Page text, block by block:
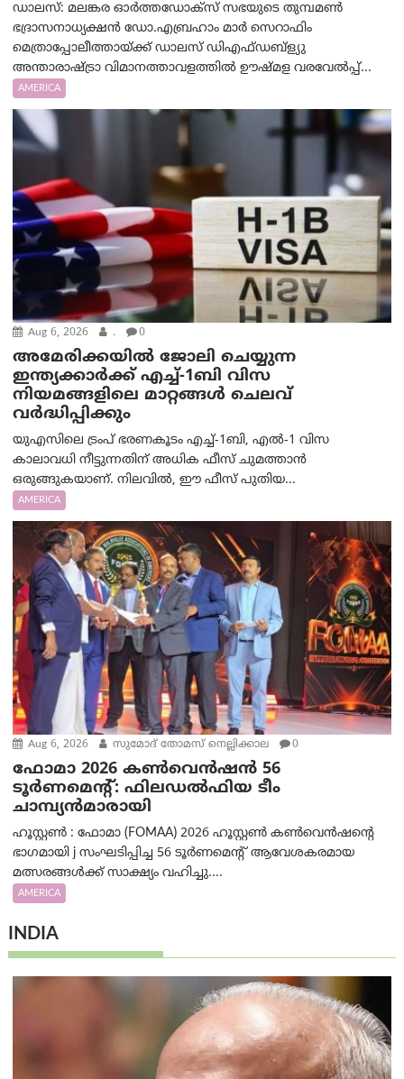
ഡാലസ്: മലങ്കര ഓർത്തഡോക്സ് സഭയുടെ തുമ്പമൺ
ഭദ്രാസനാധ്യക്ഷൻ ഡോ.എബ്രഹാം മാർ സെറാഫിം
മെത്രാപ്പോലീത്തായ്ക്ക് ഡാലസ് ഡിഎഫ്ഡബ്ള്യു
അന്താരാഷ്ട്രാ വിമാനത്താവളത്തിൽ ഊഷ്മള വരവേൽപ്പ്...
AMERICA
Aug 6, 2026 . 0
അമേരിക്കയില്‍ ജോലി ചെയ്യുന്ന
ഇന്ത്യക്കാർക്ക് എച്ച്-1ബി വിസ
നിയമങ്ങളിലെ മാറ്റങ്ങൾ ചെലവ്
വർദ്ധിപ്പിക്കും
യുഎസിലെ ട്രംപ് ഭരണകൂടം എച്ച്-1ബി, എൽ-1 വിസ
കാലാവധി നീട്ടുന്നതിന് അധിക ഫീസ് ചുമത്താൻ
ഒരുങ്ങുകയാണ്. നിലവിൽ, ഈ ഫീസ് പുതിയ...
AMERICA
Aug 6, 2026 സുമോദ് തോമസ് നെല്ലിക്കാല 0
ഫോമാ 2026 കൺവെൻഷൻ 56
ടൂർണമെന്റ്: ഫിലഡൽഫിയ ടീം
ചാമ്പ്യൻമാരായി
ഹൂസ്റ്റൺ : ഫോമാ (FOMAA) 2026 ഹൂസ്റ്റൺ കൺവെൻഷന്റെ
ഭാഗമായി j സംഘടിപ്പിച്ച 56 ടൂർണമെന്റ് ആവേശകരമായ
മത്സരങ്ങൾക്ക് സാക്ഷ്യം വഹിച്ചു....
AMERICA
INDIA